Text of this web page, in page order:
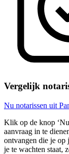
Vergelijk
Nu notarissen uit
Klik op de knop
aanvraag in te
ontvangen die je
je te wachten staat,